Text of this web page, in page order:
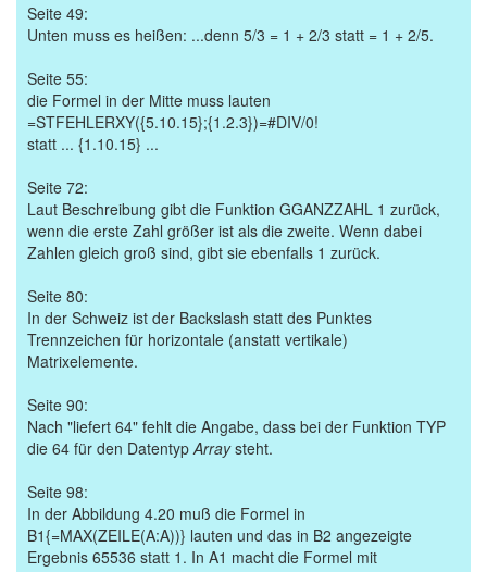
Seite 49:
Unten muss es heißen: ...denn 5/3 = 1 + 2/3 statt = 1 + 2/5.
Seite 55:
die Formel in der Mitte muss lauten
=STFEHLERXY({5.10.15};{1.2.3})=#DIV/0!
statt ... {1.10.15} ...
Seite 72:
Laut Beschreibung gibt die Funktion GGANZZAHL 1 zurück,
wenn die erste Zahl größer ist als die zweite. Wenn dabei
Zahlen gleich groß sind, gibt sie ebenfalls 1 zurück.
Seite 80:
In der Schweiz ist der Backslash statt des Punktes
Trennzeichen für horizontale (anstatt vertikale)
Matrixelemente.
Seite 90:
Nach "liefert 64" fehlt die Angabe, dass bei der Funktion TYP
die 64 für den DatentypArraysteht.
Seite 98:
In der Abbildung 4.20 muß die Formel in
B1{=MAX(ZEILE(A:A))} lauten und das in B2 angezeigte
Ergebnis 65536 statt 1. In A1 macht die Formel mit